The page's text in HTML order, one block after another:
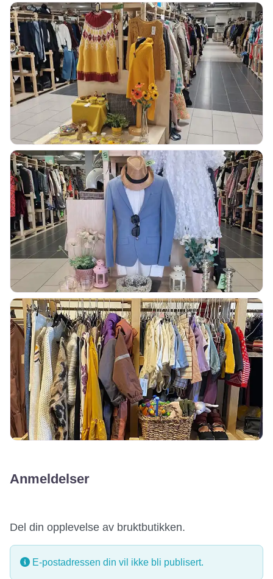
Anmeldelser
Del din opplevelse av bruktbutikken.
E-postadressen din vil ikke bli publisert.